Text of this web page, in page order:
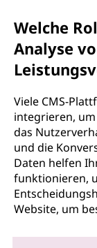
Welche
Analyse
Viele CMS-
integrieren, um
das
und die
Daten helfen
funktionieren,
Website, um